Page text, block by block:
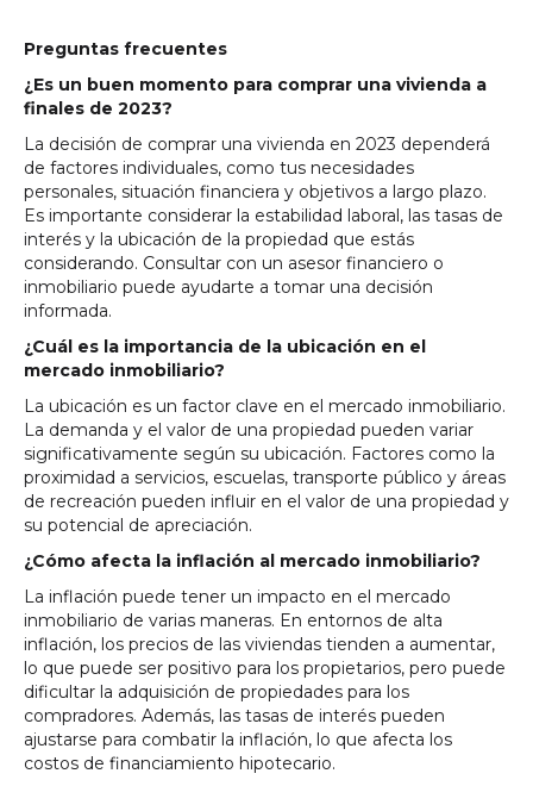
Preguntas frecuentes
¿Es un buen momento para comprar una vivienda a
finales de 2023?
La decisión de comprar una vivienda en 2023 dependerá
de factores individuales, como tus necesidades
personales, situación financiera y objetivos a largo plazo.
Es importante considerar la estabilidad laboral, las tasas de
interés y la ubicación de la propiedad que estás
considerando. Consultar con un asesor financiero o
inmobiliario puede ayudarte a tomar una decisión
informada.
¿Cuál es la importancia de la ubicación en el
mercado inmobiliario?
La ubicación es un factor clave en el mercado inmobiliario.
La demanda y el valor de una propiedad pueden variar
significativamente según su ubicación. Factores como la
proximidad a servicios, escuelas, transporte público y áreas
de recreación pueden influir en el valor de una propiedad y
su potencial de apreciación.
¿Cómo afecta la inflación al mercado inmobiliario?
La inflación puede tener un impacto en el mercado
inmobiliario de varias maneras. En entornos de alta
inflación, los precios de las viviendas tienden a aumentar,
lo que puede ser positivo para los propietarios, pero puede
dificultar la adquisición de propiedades para los
compradores. Además, las tasas de interés pueden
ajustarse para combatir la inflación, lo que afecta los
costos de financiamiento hipotecario.